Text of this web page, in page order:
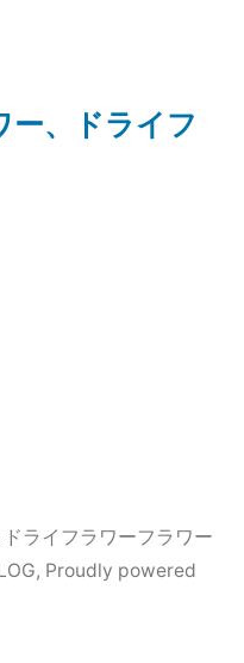
ー、ドライフ
ライフラワーフラワー
, Proudly powered